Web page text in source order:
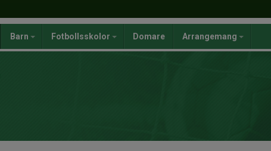
Barn Fotbollsskolor Domare Arrangemang